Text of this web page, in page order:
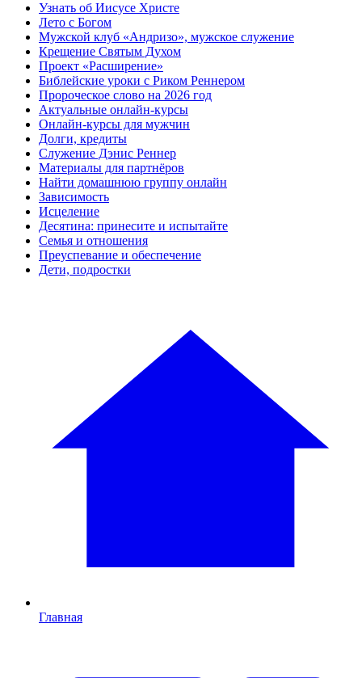
Узнать об Иисусе Христе
Лето с Богом
Мужской клуб «Андризо», мужское служение
Крещение Святым Духом
Проект «Расширение»
Библейские уроки с Риком Реннером
Пророческое слово на 2026 год
Актуальные онлайн-курсы
Онлайн-курсы для мужчин
Долги, кредиты
Служение Дэнис Реннер
Материалы для партнёров
Найти домашнюю группу онлайн
Зависимость
Исцеление
Десятина: принесите и испытайте
Семья и отношения
Преуспевание и обеспечение
Дети, подростки
Главная